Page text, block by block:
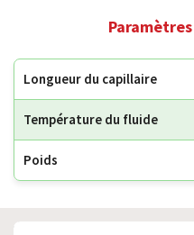
Longueur du capillaire
Température du fluide
Poids